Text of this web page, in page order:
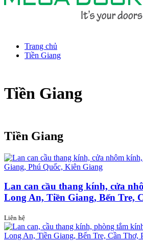
Trang chủ
Tiền Giang
Tiền Giang
Tiền Giang
Lan can cầu thang kính, cửa
Long An, Tiền Giang, Bến Tre,
Liên hệ